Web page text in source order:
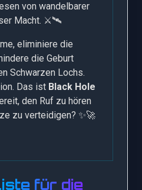
von wandelbarer
Macht. ⚔️🛰️
eliminiere die
die Geburt
Schwarzen Lochs.
Das ist Black Hole
den Ruf zu hören
zu verteidigen? ✨🚀
für die